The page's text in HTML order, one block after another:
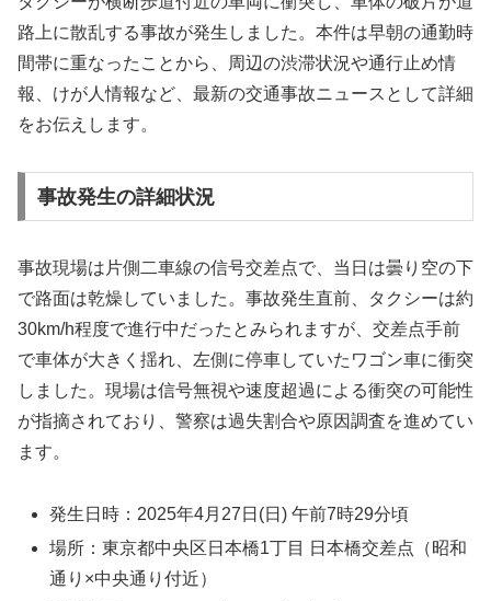
路上に散乱する事故が発生しました。本件は早朝の通勤時
間帯に重なったことから、周辺の渋滞状況や通行止め情
報、けが人情報など、最新の交通事故ニュースとして詳細
をお伝えします。
事故発生の詳細状況
事故現場は片側二車線の信号交差点で、当日は曇り空の下
で路面は乾燥していました。事故発生直前、タクシーは約
30km/h程度で進行中だったとみられますが、交差点手前
で車体が大きく揺れ、左側に停車していたワゴン車に衝突
しました。現場は信号無視や速度超過による衝突の可能性
が指摘されており、警察は過失割合や原因調査を進めてい
ます。
発生日時：2025年4月27日(日) 午前7時29分頃
場所：東京都中央区日本橋1丁目 日本橋交差点（昭和
通り×中央通り付近）